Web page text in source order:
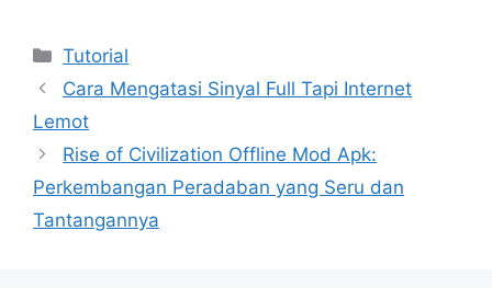
Kategori
Tutorial
Cara Mengatasi Sinyal Full Tapi Internet
Lemot
Rise of Civilization Offline Mod Apk:
Perkembangan Peradaban yang Seru dan
Tantangannya